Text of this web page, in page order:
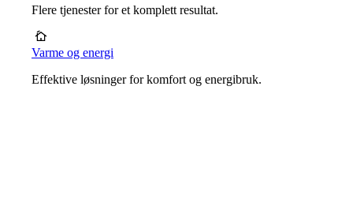
Flere tjenester for et komplett resultat.
Varme og energi
Effektive løsninger for komfort og energibruk.